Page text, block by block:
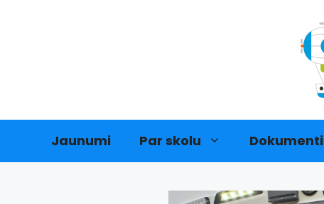
Jaunumi Par skolu Dokumenti